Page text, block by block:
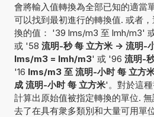
會將輸入值轉換為全部已知的適當
可以找到最初進行的轉換值. 或者
換的值： '39 lms/m3 至 lmh/m3'
或 '58 流明-秒 每 立方米 -> 流明-
lms/m3 = lmh/m3' 或 '96 流明-
'16 lms/m3 至 流明-小时 每 立方
成 流明-小时 每 立方米'。對於這
計算出原始值被指定轉換的單位.
去了在具有衆多類別和大量可用單